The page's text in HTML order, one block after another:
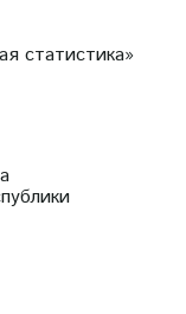
статистика»